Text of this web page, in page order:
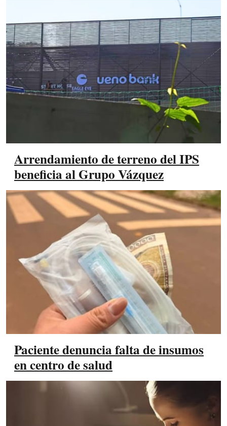
Arrendamiento de terreno del IPS
beneficia al Grupo Vázquez
Paciente denuncia falta de insumos
en centro de salud